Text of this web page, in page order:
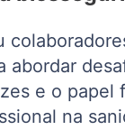
abordar
e o papel
na